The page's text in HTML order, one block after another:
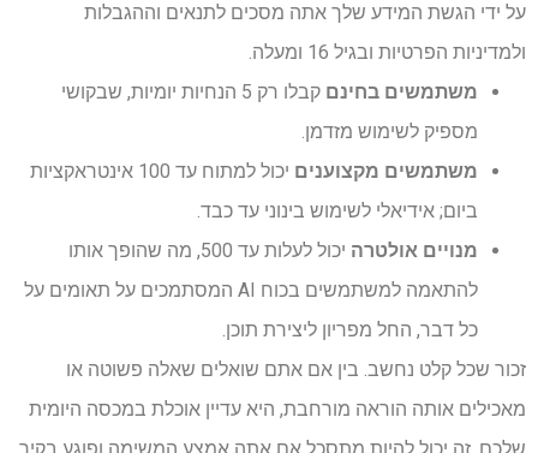
על ידי הגשת המידע שלך אתה מסכים לתנאים וההגבלות
ולמדיניות הפרטיות ובגיל 16 ומעלה.
משתמשים בחינם
קבלו רק 5 הנחיות יומיות, שבקושי
מספיק לשימוש מזדמן.
משתמשים מקצוענים
יכול למתוח עד 100 אינטראקציות
ביום; אידיאלי לשימוש בינוני עד כבד.
מנויים אולטרה
יכול לעלות עד 500, מה שהופך אותו
להתאמה למשתמשים בכוח AI המסתמכים על תאומים על
כל דבר, החל מפריון ליצירת תוכן.
זכור שכל קלט נחשב. בין אם אתם שואלים שאלה פשוטה או
מאכילים אותה הוראה מורחבת, היא עדיין אוכלת במכסה היומית